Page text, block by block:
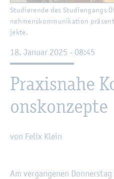
Stu­die­ren­de des Stu­di­en­gangs
neh­mens­kom­mu­ni­ka­ti­on
jek­te.
18. Ja­nu­ar 2025 - 08:45
Pra­xis­na­he
ons­kon­zep­te
von Felix Klein
Am ver­gan­ge­nen